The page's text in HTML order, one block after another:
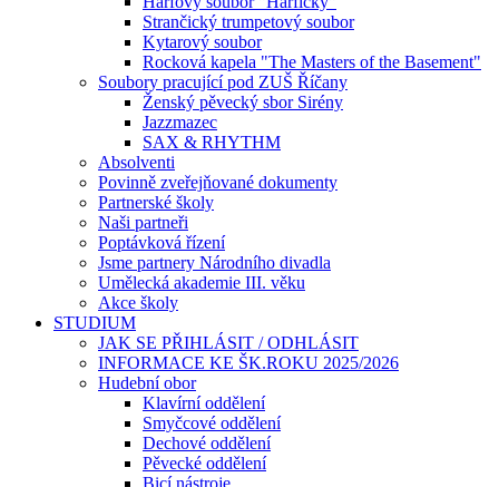
Strančický trumpetový soubor
Kytarový soubor
Rocková kapela "The Masters of the Basement"
Soubory pracující pod ZUŠ Říčany
Ženský pěvecký sbor Sirény
Jazzmazec
SAX & RHYTHM
Absolventi
Povinně zveřejňované dokumenty
Partnerské školy
Naši partneři
Poptávková řízení
Jsme partnery Národního divadla
Umělecká akademie III. věku
Akce školy
STUDIUM
JAK SE PŘIHLÁSIT / ODHLÁSIT
INFORMACE KE ŠK.ROKU 2025/2026
Hudební obor
Klavírní oddělení
Smyčcové oddělení
Dechové oddělení
Pěvecké oddělení
Bicí nástroje